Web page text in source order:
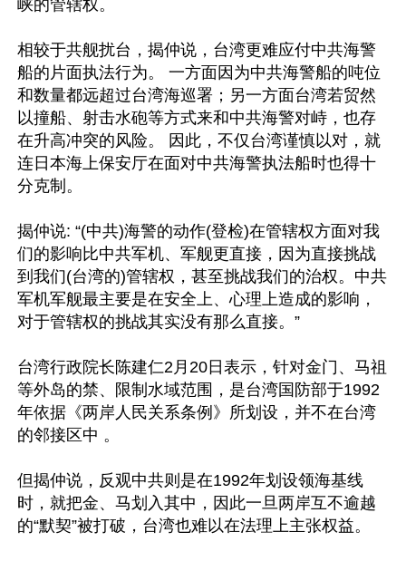
峡的管辖权。
相较于共舰扰台，揭仲说，台湾更难应付中共海警
船的片面执法行为。 一方面因为中共海警船的吨位
和数量都远超过台湾海巡署；另一方面台湾若贸然
以撞船、射击水砲等方式来和中共海警对峙，也存
在升高冲突的风险。 因此，不仅台湾谨慎以对，就
连日本海上保安厅在面对中共海警执法船时也得十
分克制。
揭仲说: “(中共)海警的动作(登检)在管辖权方面对我
们的影响比中共军机、军舰更直接，因为直接挑战
到我们(台湾的)管辖权，甚至挑战我们的治权。中共
军机军舰最主要是在安全上、心理上造成的影响，
对于管辖权的挑战其实没有那么直接。”
台湾行政院长陈建仁2月20日表示，针对金门、马祖
等外岛的禁、限制水域范围，是台湾国防部于1992
年依据《两岸人民关系条例》所划设，并不在台湾
的邻接区中 。
但揭仲说，反观中共则是在1992年划设领海基线
时，就把金、马划入其中，因此一旦两岸互不逾越
的“默契”被打破，台湾也难以在法理上主张权益。